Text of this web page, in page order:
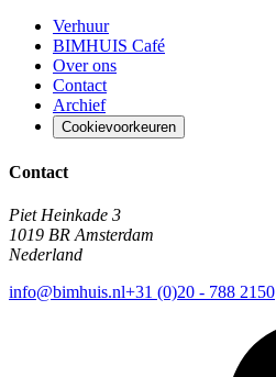
Verhuur
BIMHUIS Café
Over ons
Contact
Archief
Cookievoorkeuren
Contact
Piet Heinkade 3
1019 BR Amsterdam
Nederland
info@bimhuis.nl+31 (0)20 - 788 2150